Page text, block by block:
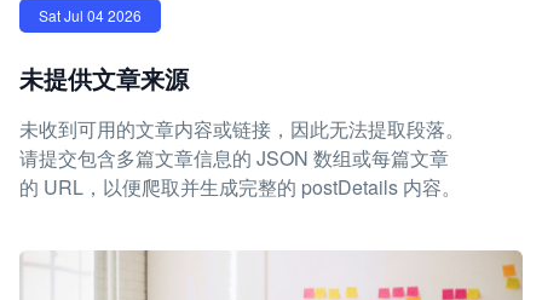
Sat Jul 04 2026
未提供文章来源
未收到可用的文章内容或链接，因此无法提取段落。
请提交包含多篇文章信息的 JSON 数组或每篇文章
的 URL，以便爬取并生成完整的 postDetails 内容。